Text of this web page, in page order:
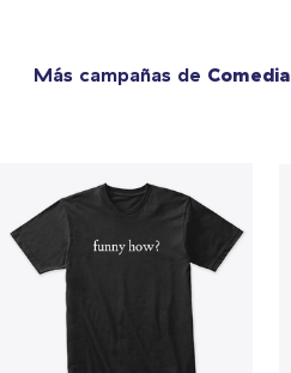
Más campañas de Comedia